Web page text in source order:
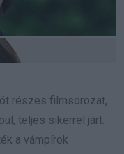
részes filmsorozat,
teljes sikerrel járt.
a vámpírok